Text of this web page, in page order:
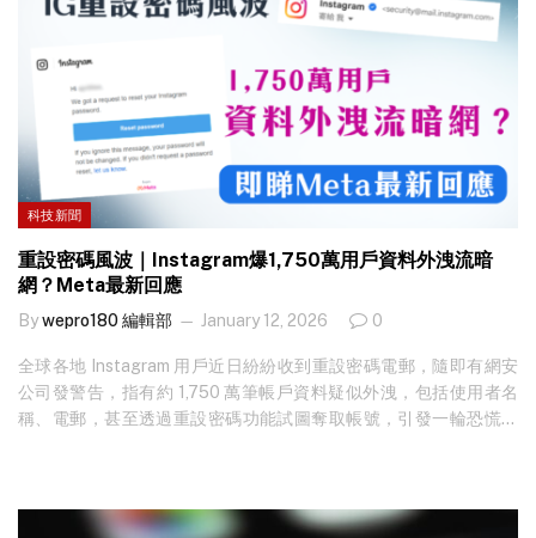
通話中披露自己或他人的個人資料，以保障個人資料私隱。 用戶如
想下載及備份過往聊天紀錄，可在 Instagram 中進入個人檔案，點
選右上角的選單，點擊「帳戶管理中心」並選擇「你的資訊和權
限」，之後再點擊「匯出您的資訊」。
科技新聞
重設密碼風波｜Instagram爆1,750萬用戶資料外洩流暗
網？Meta最新回應
Bywepro180 編輯部 January 12, 2026 0
全球各地 Instagram 用戶近日紛紛收到重設密碼電郵，隨即有網安
公司發警告，指有約 1,750 萬筆帳戶資料疑似外洩，包括使用者名
稱、電郵，甚至透過重設密碼功能試圖奪取帳號，引發一輪恐慌！
顯示有人嘗試更改帳戶密碼，並附連結要求驗證。用戶來自美國、